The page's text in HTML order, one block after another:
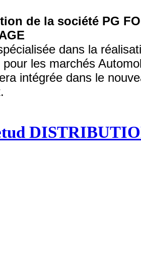
de la société PG
dans la
les marchés
intégrée dans le